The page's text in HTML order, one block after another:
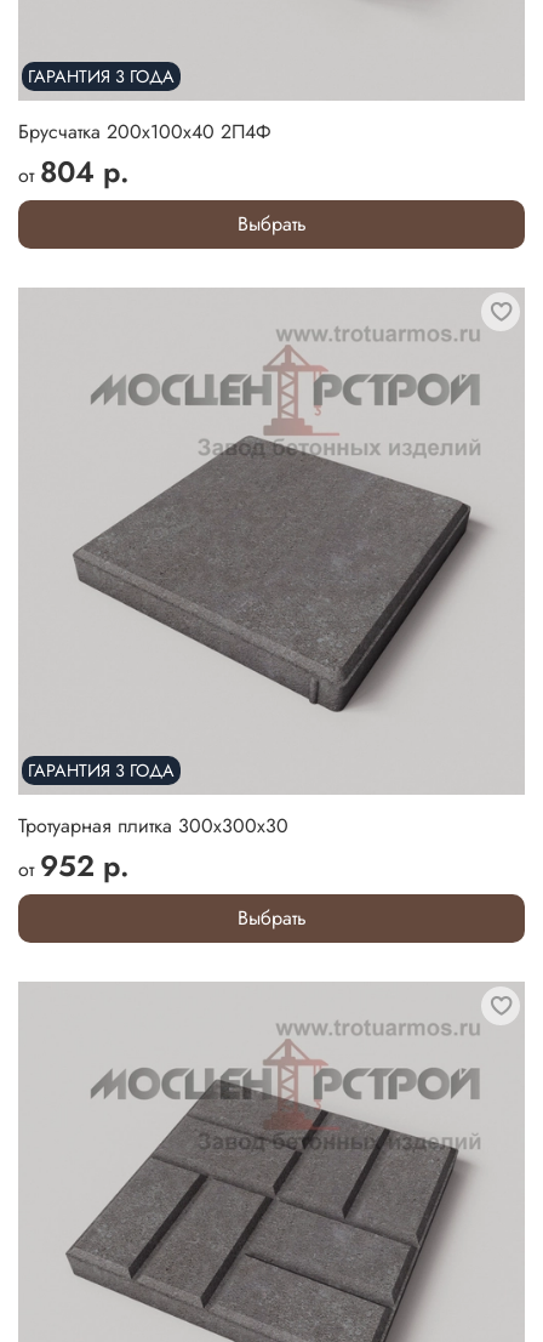
ГАРАНТИЯ 3 ГОДА
Брусчатка 200х100х40 2П4Ф
от 804 р.
Выбрать
ГАРАНТИЯ 3 ГОДА
Тротуарная плитка 300х300х30
от 952 р.
Выбрать